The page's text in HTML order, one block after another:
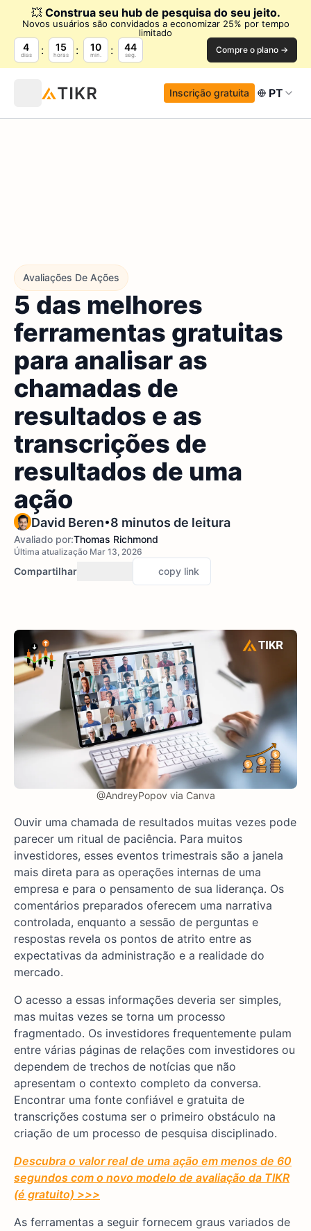
💥 Construa seu hub de pesquisa do seu jeito.
Novos usuários são convidados a economizar 25% por tempo
limitado
4
dias
15
horas
10
min.
43
seg. Compre o plano →
Inscrição gratuita PT
Avaliações De Ações
5 das melhores
ferramentas gratuitas
para analisar as
chamadas de
resultados e as
transcrições de
resultados de uma
ação
David Beren•8 minutos de leitura
Avaliado por:Thomas Richmond
Última atualização Mar 13, 2026
Compartilhar copy link
@AndreyPopov via Canva
Ouvir uma chamada de resultados muitas vezes pode
parecer um ritual de paciência. Para muitos
investidores, esses eventos trimestrais são a janela
mais direta para as operações internas de uma
empresa e para o pensamento de sua liderança. Os
comentários preparados oferecem uma narrativa
controlada, enquanto a sessão de perguntas e
respostas revela os pontos de atrito entre as
expectativas da administração e a realidade do
mercado.
O acesso a essas informações deveria ser simples,
mas muitas vezes se torna um processo
fragmentado. Os investidores frequentemente pulam
entre várias páginas de relações com investidores ou
dependem de trechos de notícias que não
apresentam o contexto completo da conversa.
Encontrar uma fonte confiável e gratuita de
transcrições costuma ser o primeiro obstáculo na
criação de um processo de pesquisa disciplinado.
Descubra o valor real de uma ação em menos de 60
segundos com o novo modelo de avaliação da TIKR
(é gratuito) >>>
As ferramentas a seguir fornecem graus variados de